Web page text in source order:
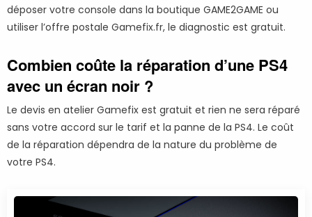
déposer votre console dans la boutique GAME2GAME ou
utiliser l’offre postale Gamefix.fr, le diagnostic est gratuit.
Combien coûte la réparation d’une PS4
avec un écran noir ?
Le devis en atelier Gamefix est gratuit et rien ne sera réparé
sans votre accord sur le tarif et la panne de la PS4. Le coût
de la réparation dépendra de la nature du problème de
votre PS4.